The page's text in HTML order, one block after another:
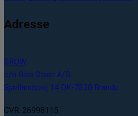
Adresse
GROW
c/o Give Steel A/S
Sjællandsvej 14 DK-7330 Brande
CVR: 26998115